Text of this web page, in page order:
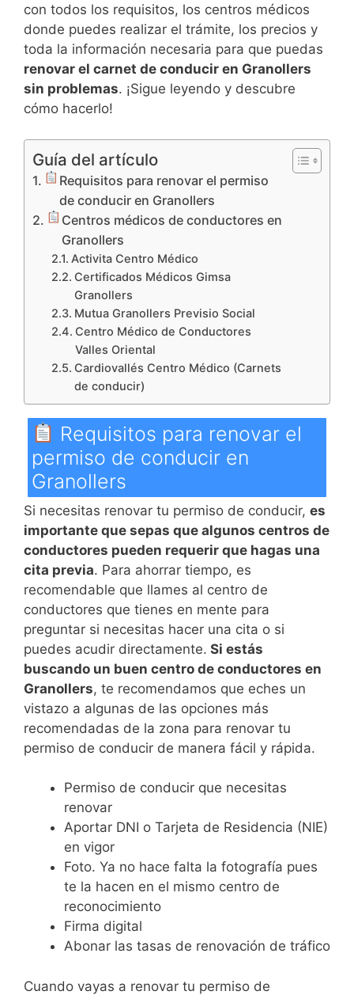
con todos los requisitos, los centros médicos
donde puedes realizar el trámite, los precios y
toda la información necesaria para que puedas
renovar el carnet de conducir en Granollers
sin problemas. ¡Sigue leyendo y descubre
cómo hacerlo!
Guía del artículo
Requisitos para renovar el permiso
de conducir en Granollers
Centros médicos de conductores en
Granollers
Activita Centro Médico
Certificados Médicos Gimsa
Granollers
Mutua Granollers Previsio Social
Centro Médico de Conductores
Valles Oriental
Cardiovallés Centro Médico (Carnets
de conducir)
Requisitos para renovar el
permiso de conducir en
Granollers
Si necesitas renovar tu permiso de conducir, es
importante que sepas que algunos centros de
conductores pueden requerir que hagas una
cita previa. Para ahorrar tiempo, es
recomendable que llames al centro de
conductores que tienes en mente para
preguntar si necesitas hacer una cita o si
puedes acudir directamente. Si estás
buscando un buen centro de conductores en
Granollers, te recomendamos que eches un
vistazo a algunas de las opciones más
recomendadas de la zona para renovar tu
permiso de conducir de manera fácil y rápida.
Permiso de conducir que necesitas
renovar
Aportar DNI o Tarjeta de Residencia (NIE)
en vigor
Foto. Ya no hace falta la fotografía pues
te la hacen en el mismo centro de
reconocimiento
Firma digital
Abonar las tasas de renovación de tráfico
Cuando vayas a renovar tu permiso de